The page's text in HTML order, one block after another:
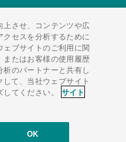
Rights Resereved.
させ、コンテンツや広
セスを分析するために
ブサイトのご利用に関
たはお客様の使用履歴
のパートナーと共有し
て、当社ウェブサイト
てください。
サイト
OK